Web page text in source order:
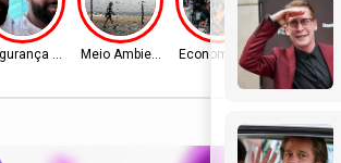
PúblicaMeio Ambiente Economia & Mercado